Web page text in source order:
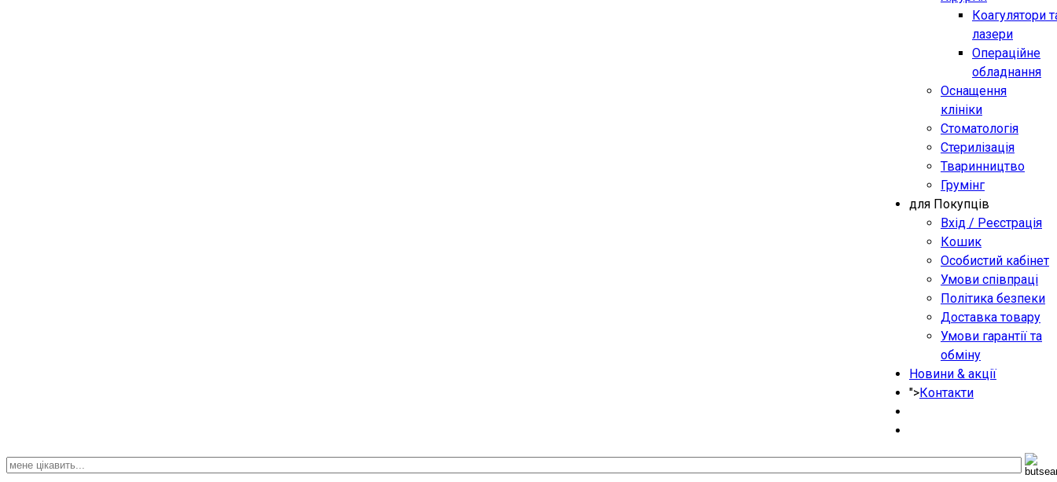
Коагулятори
лазери
Операційне
обладнання
Оснащення
клініки
Стоматологія
Стерилізація
Тваринництво
Грумінг
для Покупців
Вхід / Реєстрація
Кошик
Особистий кабінет
Умови співпраці
Політика безпеки
Доставка товару
Умови гарантії та
обміну
Новини & акції
">Контакти